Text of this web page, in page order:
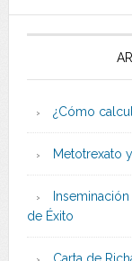
¿Cómo
Metotrexato
de Éxito